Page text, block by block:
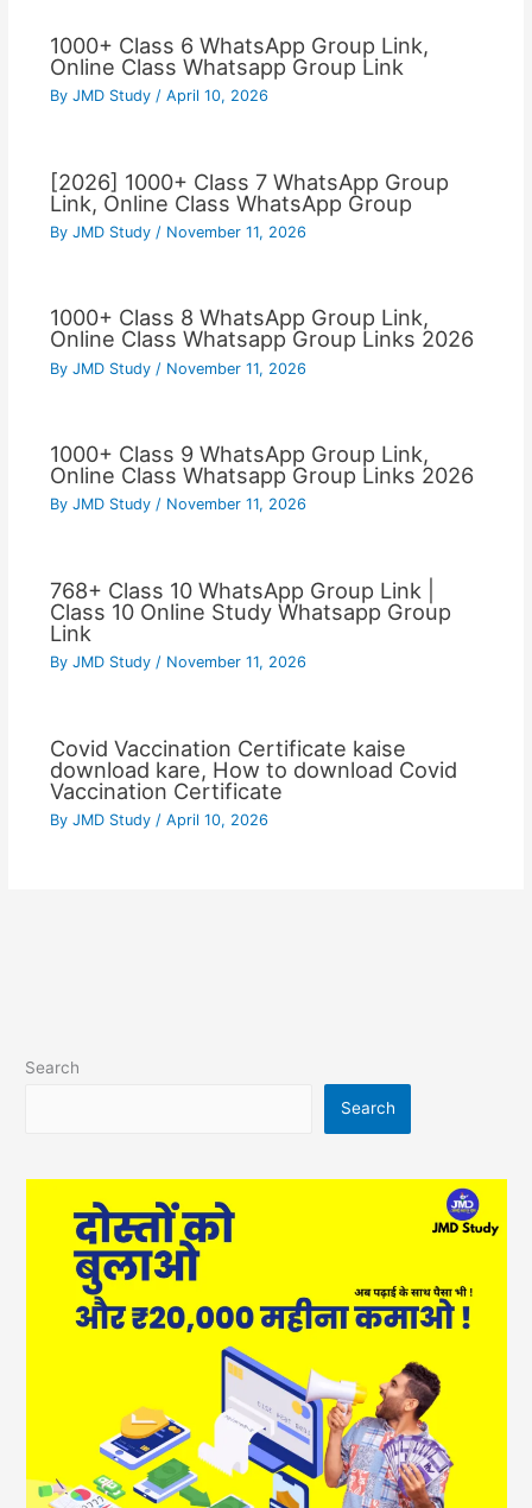
1000+ Class 6 WhatsApp Group Link,
Online Class Whatsapp Group Link
By JMD Study / April 10, 2026
[2026] 1000+ Class 7 WhatsApp Group
Link, Online Class WhatsApp Group
By JMD Study / November 11, 2026
1000+ Class 8 WhatsApp Group Link,
Online Class Whatsapp Group Links 2026
By JMD Study / November 11, 2026
1000+ Class 9 WhatsApp Group Link,
Online Class Whatsapp Group Links 2026
By JMD Study / November 11, 2026
768+ Class 10 WhatsApp Group Link |
Class 10 Online Study Whatsapp Group
Link
By JMD Study / November 11, 2026
Covid Vaccination Certificate kaise
download kare, How to download Covid
Vaccination Certificate
By JMD Study / April 10, 2026
Search
Search